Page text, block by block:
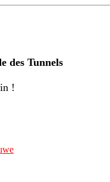
des Tunnels
!